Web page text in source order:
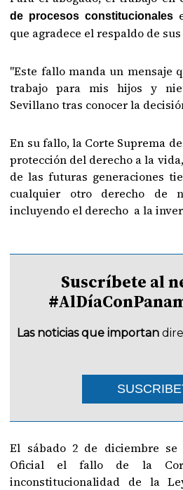
de procesos constitucionales
que agradece el respaldo de
"Este fallo manda un mensaje
trabajo para mis hijos y
Sevillano tras conocer la
En su fallo, la Corte Suprema
protección del derecho a la
de las futuras generaciones
cualquier otro derecho de
incluyendo el derecho a la
Suscríbete al
Las noticias que importan
El sábado 2 de diciembre
Oficial el fallo de la
inconstitucionalidad de la